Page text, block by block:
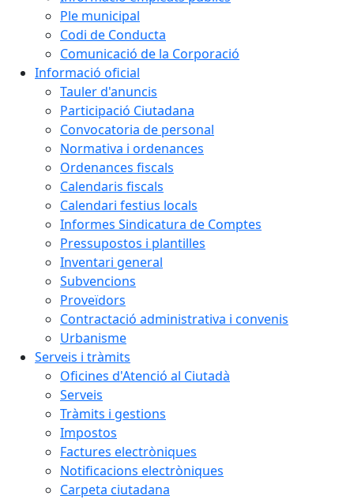
Ple municipal
Codi de Conducta
Comunicació de la Corporació
Informació oficial
Tauler d'anuncis
Participació Ciutadana
Convocatoria de personal
Normativa i ordenances
Ordenances fiscals
Calendaris fiscals
Calendari festius locals
Informes Sindicatura de Comptes
Pressupostos i plantilles
Inventari general
Subvencions
Proveïdors
Contractació administrativa i convenis
Urbanisme
Serveis i tràmits
Oficines d'Atenció al Ciutadà
Serveis
Tràmits i gestions
Impostos
Factures electròniques
Notificacions electròniques
Carpeta ciutadana